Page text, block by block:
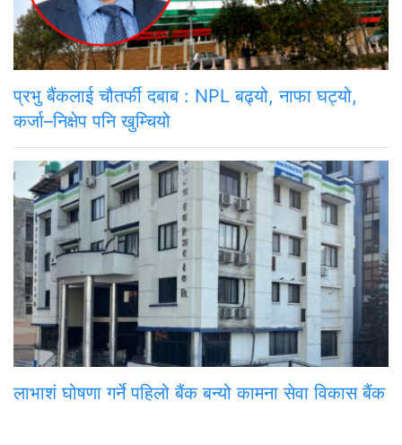
प्रभु बैंकलाई चौतर्फी दबाब : NPL बढ्यो, नाफा घट्यो,
कर्जा–निक्षेप पनि खुम्चियो
लाभाशं घोषणा गर्ने पहिलो बैंक बन्यो कामना सेवा विकास बैंक